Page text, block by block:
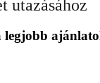
utazásához
legjobb